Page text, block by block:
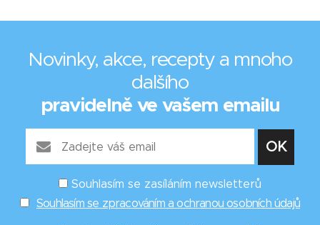
Novinky, akce, recepty a mnoho
dalšího
pravidelně ve vašem emailu
Souhlasím se zasíláním newsletterů
Souhlasím se zpracováním a ochranou osobních údajů